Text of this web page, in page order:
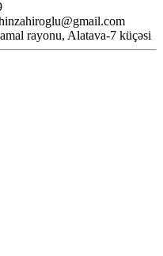
rayonu, Alatava-7 küçəsi